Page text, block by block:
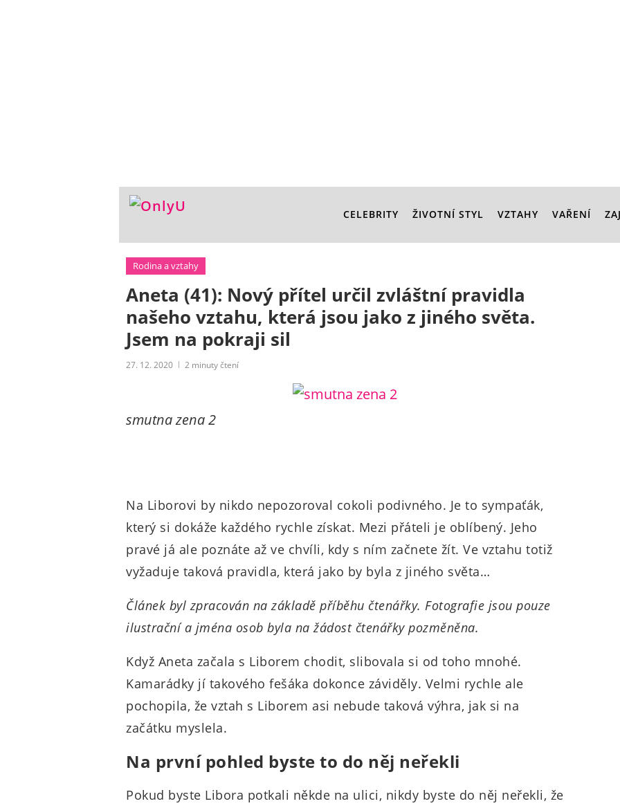
CELEBRITY ŽIVOTNÍ STYL VZTAHY VAŘENÍ
Rodina a vztahy
Aneta (41): Nový přítel určil zvláštní pravidla
našeho vztahu, která jsou jako z jiného světa.
Jsem na pokraji sil
27. 12. 2020 2 minuty čtení
smutna zena 2
Na Liborovi by nikdo nepozoroval cokoli podivného. Je to sympaťák,
který si dokáže každého rychle získat. Mezi přáteli je oblíbený. Jeho
pravé já ale poznáte až ve chvíli, kdy s ním začnete žít. Ve vztahu totiž
vyžaduje taková pravidla, která jako by byla z jiného světa…
Článek byl zpracován na základě příběhu čtenářky. Fotografie jsou pouze
ilustrační a jména osob byla na žádost čtenářky pozměněna.
Když Aneta začala s Liborem chodit, slibovala si od toho mnohé.
Kamarádky jí takového fešáka dokonce záviděly. Velmi rychle ale
pochopila, že vztah s Liborem asi nebude taková výhra, jak si na
začátku myslela.
Na první pohled byste to do něj neřekli
Pokud byste Libora potkali někde na ulici, nikdy byste do něj neřekli, že